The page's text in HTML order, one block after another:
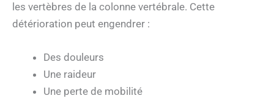
les vertèbres de la colonne vertébrale. Cette
détérioration peut engendrer :
Des douleurs
Une raideur
Une perte de mobilité